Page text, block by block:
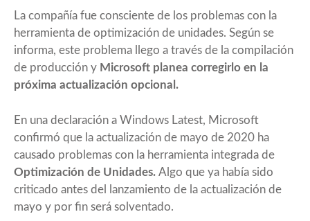
La compañía fue consciente de los problemas con la
herramienta de optimización de unidades. Según se
informa, este problema llego a través de la compilación
de producción y Microsoft planea corregirlo en la
próxima actualización opcional.
En una declaración a Windows Latest, Microsoft
confirmó que la actualización de mayo de 2020 ha
causado problemas con la herramienta integrada de
Optimización de Unidades. Algo que ya había sido
criticado antes del lanzamiento de la actualización de
mayo y por fin será solventado.